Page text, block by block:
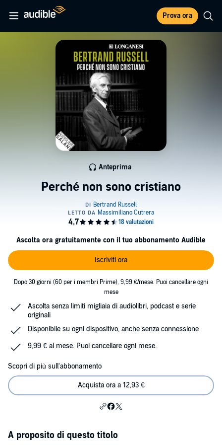
Prova ora
Perché non sono cristiano
Anteprima
Ascolta ora gratuitamente con il tuo abbonamento Audible
Iscriviti ora
Dopo 30 giorni (60 per i membri Prime), 9,99 €/mese. Puoi cancellare ogni
mese
Ascolta senza limiti migliaia di audiolibri, podcast e serie
originali
Disponibile su ogni dispositivo, anche senza connessione
9,99 € al mese. Puoi cancellare ogni mese.
Scopri di più sull'abbonamento
Acquista ora a 12,93 €
A proposito di questo titolo